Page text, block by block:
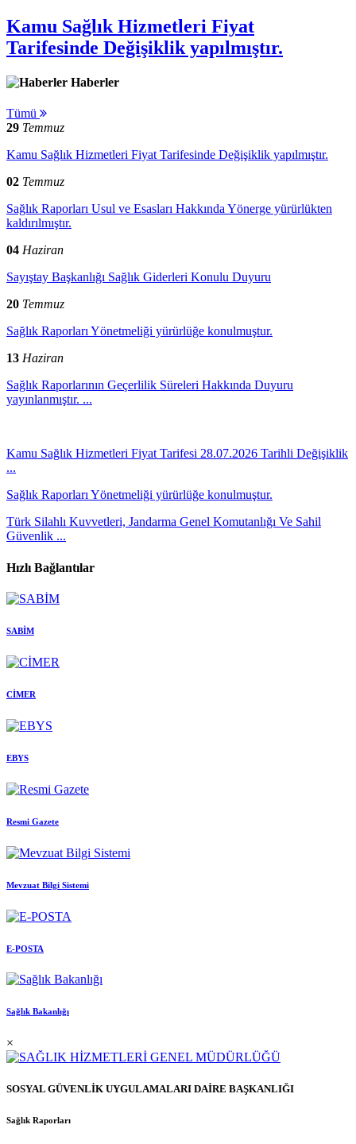
Kamu Sağlık Hizmetleri Fiyat
Tarifesinde Değişiklik yapılmıştır.
Haberler
Tümü
29 Temmuz
Kamu Sağlık Hizmetleri Fiyat Tarifesinde Değişiklik yapılmıştır.
02 Temmuz
Sağlık Raporları Usul ve Esasları Hakkında Yönerge yürürlükten
kaldırılmıştır.
04 Haziran
Sayıştay Başkanlığı Sağlık Giderleri Konulu Duyuru
20 Temmuz
Sağlık Raporları Yönetmeliği yürürlüğe konulmuştur.
13 Haziran
Sağlık Raporlarının Geçerlilik Süreleri Hakkında Duyuru
yayınlanmıştır. ...
Kamu Sağlık Hizmetleri Fiyat Tarifesi 28.07.2026 Tarihli Değişiklik
...
Sağlık Raporları Yönetmeliği yürürlüğe konulmuştur.
Türk Silahlı Kuvvetleri, Jandarma Genel Komutanlığı Ve Sahil
Güvenlik ...
Hızlı Bağlantılar
SABİM
CİMER
EBYS
Resmi Gazete
Mevzuat Bilgi Sistemi
E-POSTA
Sağlık Bakanlığı
×
SOSYAL GÜVENLİK UYGULAMALARI DAİRE BAŞKANLIĞI
Sağlık Raporları